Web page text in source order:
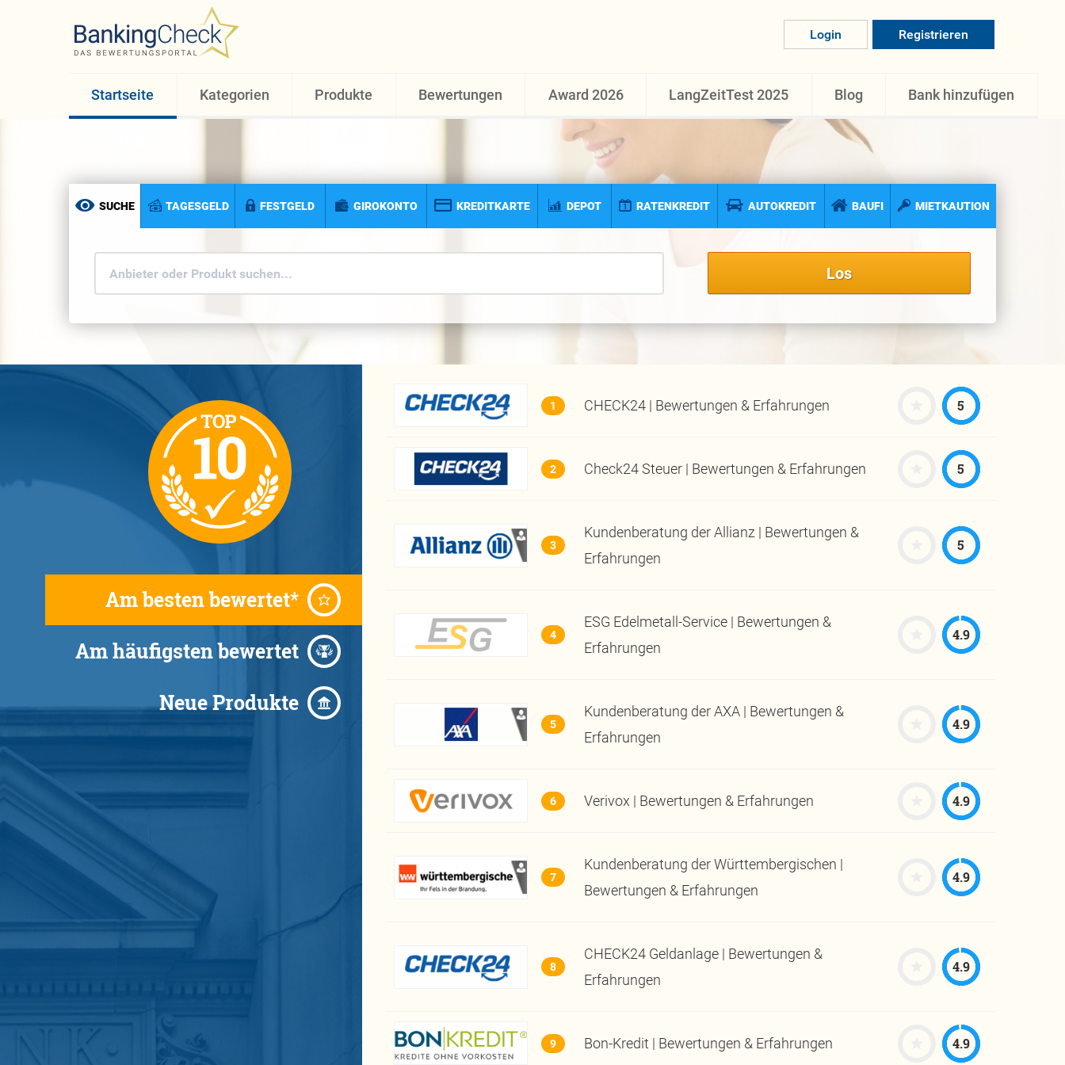
Login Registrieren
Startseite Kategorien Produkte Bewertungen Award 2026 LangZeitTest 2025 Blog Bank hinzufügen
SUCHE TAGESGELD FESTGELD GIROKONTO KREDITKARTE DEPOT RATENKREDIT AUTOKREDIT BAUFI MIETKAUTION
Am besten bewertet*
Am häufigsten bewertet
Neue Produkte
1 CHECK24 | Bewertungen & Erfahrungen 5
2 Check24 Steuer | Bewertungen & Erfahrungen 5
3
Kundenberatung der Allianz | Bewertungen &
Erfahrungen
5
4
ESG Edelmetall-Service | Bewertungen &
Erfahrungen
4.9
5
Kundenberatung der AXA | Bewertungen &
Erfahrungen
4.9
6 Verivox | Bewertungen & Erfahrungen 4.9
7
Kundenberatung der Württembergischen |
Bewertungen & Erfahrungen
4.9
8
CHECK24 Geldanlage | Bewertungen &
Erfahrungen
4.9
9 Bon-Kredit | Bewertungen & Erfahrungen 4.9